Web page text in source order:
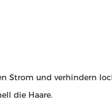
Strom und verhindern
die Haare.